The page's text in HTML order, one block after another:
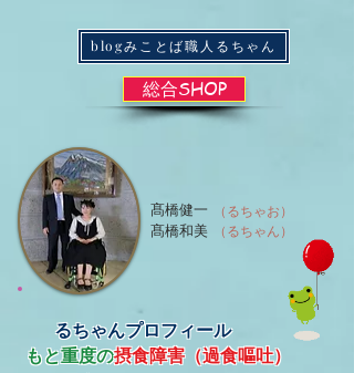
blogみことば職人るちゃん
総合SHOP
（るちゃお）
（るちゃん）
髙橋健一
髙橋和美
るちゃんプロフィール
もと重度の摂食障害（過食嘔吐）